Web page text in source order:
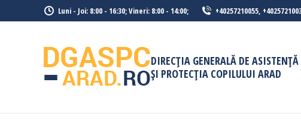
Luni - Joi: 8:00 - 16:30; Vineri: 8:00 - 14:00; +40257210055,
DIRECȚIA GENERALĂ DE
ȘI PROTECȚIA COPILULUI ARAD
HOME PREZENTAREA DGASPC ARAD INFORMATII